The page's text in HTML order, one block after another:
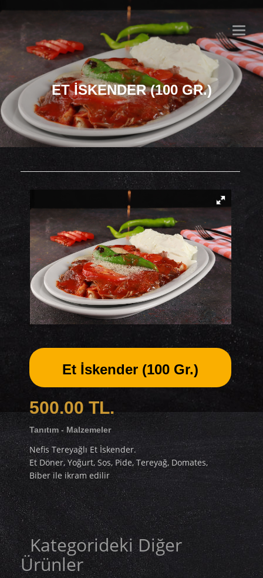
MENU
ET İSKENDER (100 GR.)
Et İskender (100 Gr.)
500.00 TL.
Tanıtım - Malzemeler
Nefis Tereyağlı Et İskender.
Et Döner, Yoğurt, Sos, Pide, Tereyağ, Domates,
Biber ile ikram edilir
Kategorideki Diğer
Ürünler